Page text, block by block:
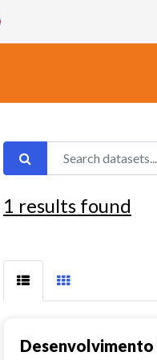
1 results found
Desenvolvimento